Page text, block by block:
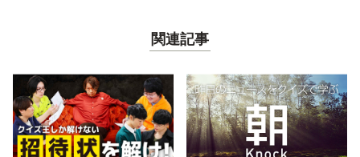
関連記事